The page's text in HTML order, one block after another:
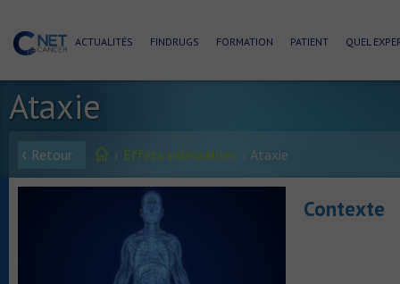
ACTUALITÉS FINDRUGS FORMATION PATIENT QUEL
Ataxie
Retour Effets indésirables Ataxie
Contexte